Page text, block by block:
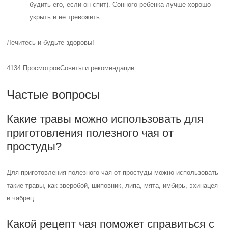
будить его, если он спит). Сонного ребенка лучше хорошо
укрыть и не тревожить.
Лечитесь и будьте здоровы!
4134 ПросмотровСоветы и рекомендации
Частые вопросы
Какие травы можно использовать для
приготовления полезного чая от
простуды?
Для приготовления полезного чая от простуды можно использовать
такие травы, как зверобой, шиповник, липа, мята, имбирь, эхинацея
и чабрец.
Какой рецепт чая поможет справиться с